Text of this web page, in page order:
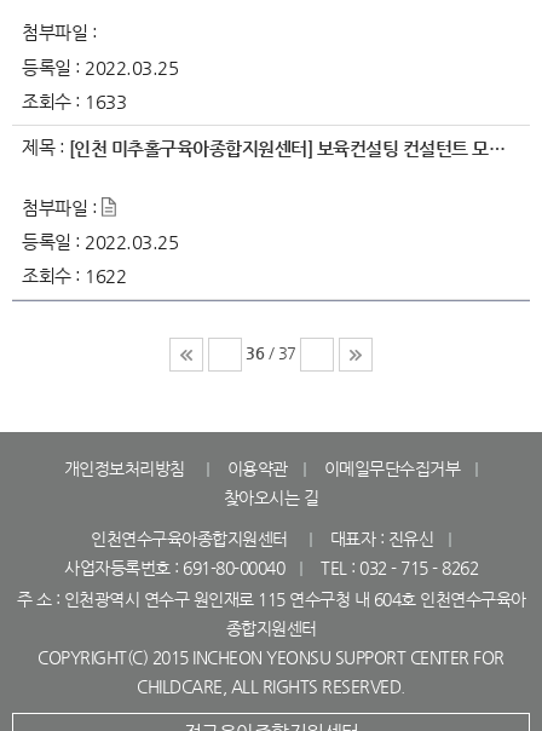
첨부파일 :
등록일 : 2022.03.25
조회수 : 1633
제목 : [인천 미추홀구육아종합지원센터] 보육컨설팅 컨설턴트 모집공고
첨부파일 :
등록일 : 2022.03.25
조회수 : 1622
36/ 37
개인정보처리방침 이용약관
이메일무단수집거부
찾아오시는 길
인천연수구육아종합지원센터
대표자 : 진유신
사업자등록번호 : 691-80-00040
TEL : 032 - 715 - 8262
주 소 : 인천광역시 연수구 원인재로 115 연수구청 내 604호 인천연수구육아
종합지원센터
COPYRIGHT(C) 2015 INCHEON YEONSU SUPPORT CENTER FOR
CHILDCARE, ALL RIGHTS RESERVED.